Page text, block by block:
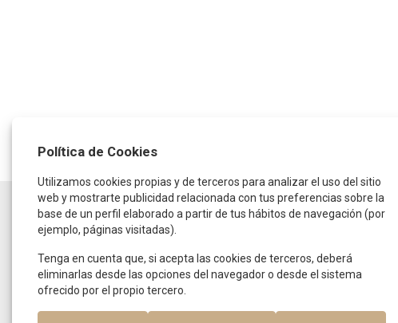
HORARIO
De lunes a jueves:
de 9:30 a 14:00 horas
Viernes:
De 9:00 a 15:00 horas
Política de Cookies
Utilizamos cookies propias y de terceros para analizar el uso del sitio
web y mostrarte publicidad relacionada con tus preferencias sobre la
base de un perfil elaborado a partir de tus hábitos de navegación (por
ejemplo, páginas visitadas).
Tenga en cuenta que, si acepta las cookies de terceros, deberá
eliminarlas desde las opciones del navegador o desde el sistema
ofrecido por el propio tercero.